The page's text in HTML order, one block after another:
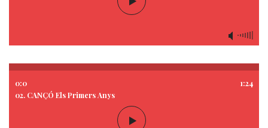
0:0
1:24
02. CANÇÓ Els Primers Anys